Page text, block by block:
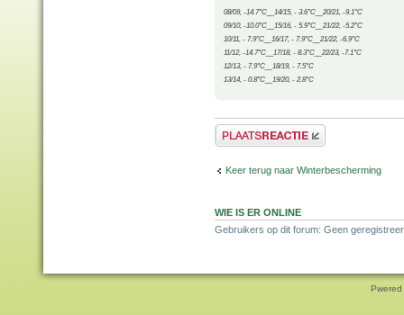
08/09, -14.7°C__14/15, - 3.6°C__20/21, -9.1°C
09/10, -10.0°C__15/16, - 5.9°C__21/22, -5.2°C
10/11, - 7.9°C__16/17, - 7.9°C__21/22, -6.9°C
11/12, -14.7°C__17/18, - 8.3°C__22/23, -7.1°C
12/13, - 7.9°C__18/19, - 7.5°C
13/14, - 0.8°C__19/20, - 2.8°C
Plaats een reactie
Keer terug naar Winterbescherming
WIE IS ER ONLINE
Gebruikers op dit forum: Geen